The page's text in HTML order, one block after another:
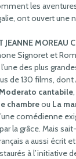
les
ont ouvert une
JEANNE MOREAU
Signoret et
des plus
de 130 films, dont
cantabile,
chambreou La
comédienne
la grâce. Mais
a aussi écrit
à l’initiative